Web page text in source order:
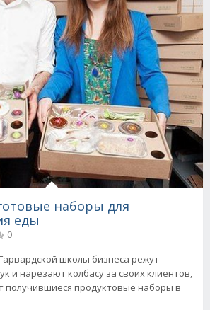
наборы для
еды
0
школы бизнеса режут
и нарезают колбасу за своих клиентов,
получившиеся продуктовые наборы в